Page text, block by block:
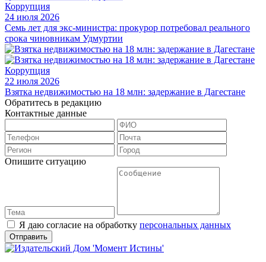
Коррупция
24 июля 2026
Семь лет для экс-министра: прокурор потребовал реального
срока чиновникам Удмуртии
Коррупция
22 июля 2026
Взятка недвижимостью на 18 млн: задержание в Дагестане
Обратитесь в редакцию
Контактные данные
Опишите ситуацию
Я даю согласие на обработку персональных данных